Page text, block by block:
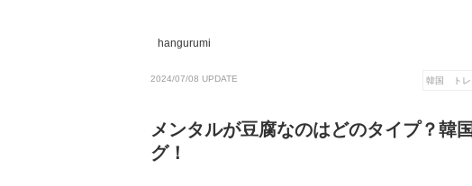
hangurumi
2024/07/08 UPDATE 韓国 トレ
メンタルが豆腐なのはどのタイプ？韓
グ！